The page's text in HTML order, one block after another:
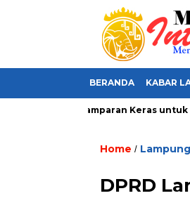
BERANDA KABAR
Politik, Tamparan Keras untuk
Home / Lampung
DPRD